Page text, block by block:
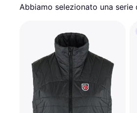
Abbiamo selezionato una